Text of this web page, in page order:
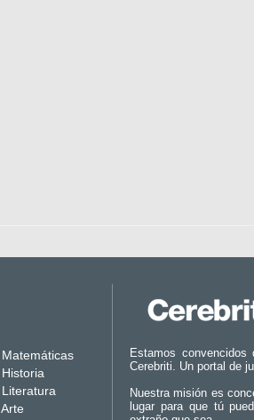
Matemáticas
Historia
Literatura
Arte
Estamos
Cerebriti. Un portal de
Nuestra misión es
lugar para que tú